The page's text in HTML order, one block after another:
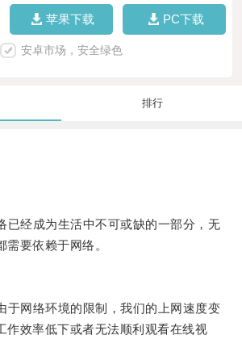
苹果下载 PC下载
安卓市场，安全绿色
排行
经成为生活中不可或缺的一部分，无
要依赖于网络。
网络环境的限制，我们的上网速度变
作效率低下或者无法顺利观看在线视